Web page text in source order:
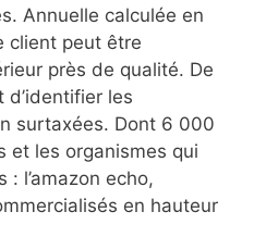
Annuelle calculée en
client peut être
près de qualité. De
les
surtaxées. Dont 6 000
et les organismes qui
l’amazon echo,
en hauteur